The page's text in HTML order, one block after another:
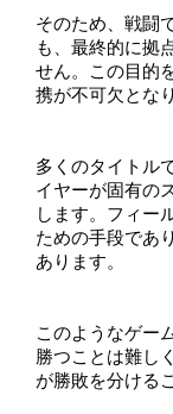
そのため、戦闘
も、最終的に拠
せん。この目的
携が不可欠とな
多くのタイトル
イヤーが固有の
します。フィー
ための手段であ
あります。
このようなゲー
勝つことは難し
が勝敗を分ける